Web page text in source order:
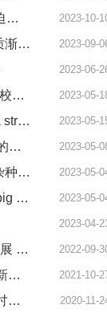
2023年10月13日学术讲座：植物内质网胁迫应答的分子调控机制 2023-10-
2023年9月7日学术讲座：小麦细胞的染色质渐渗与遗传育种 2023-09-
2023-06-
加拿大多伦多大学Marc Cadotte教授做客我校90周年校庆系列学术活动暨木棉生命科学前沿论坛 2023-05-
2023年5月17日学术讲座：Functioning in a stressed world: understanding the interaction between anthropogenic stressors and biodiversity and ecosystem functioning 2023-05-
2023年5月9日学术讲座：植物-病原菌互作的生物大分子相分离调控机理 2023-05-
2023年5月5日学术讲座：无融合生殖固定杂种优势研究 2023-05-
2023年5月5日学术讲座：Small RNA with big effects: unique roles of 22-nt siRNA in plants 2023-05-
2023-04-
四位水产院士齐聚华师共谋水产种业振兴发展 ——我校成功举办第一届粤澳水产种业发展与创新论坛 2022-09-
第十四届“勷勤论坛”生命科学学院分论坛之新世纪科研报告会顺利举办 2021-10-
第七届“全国藻类多样性和藻类分类”学术研讨会由我校主办召开 2020-11-